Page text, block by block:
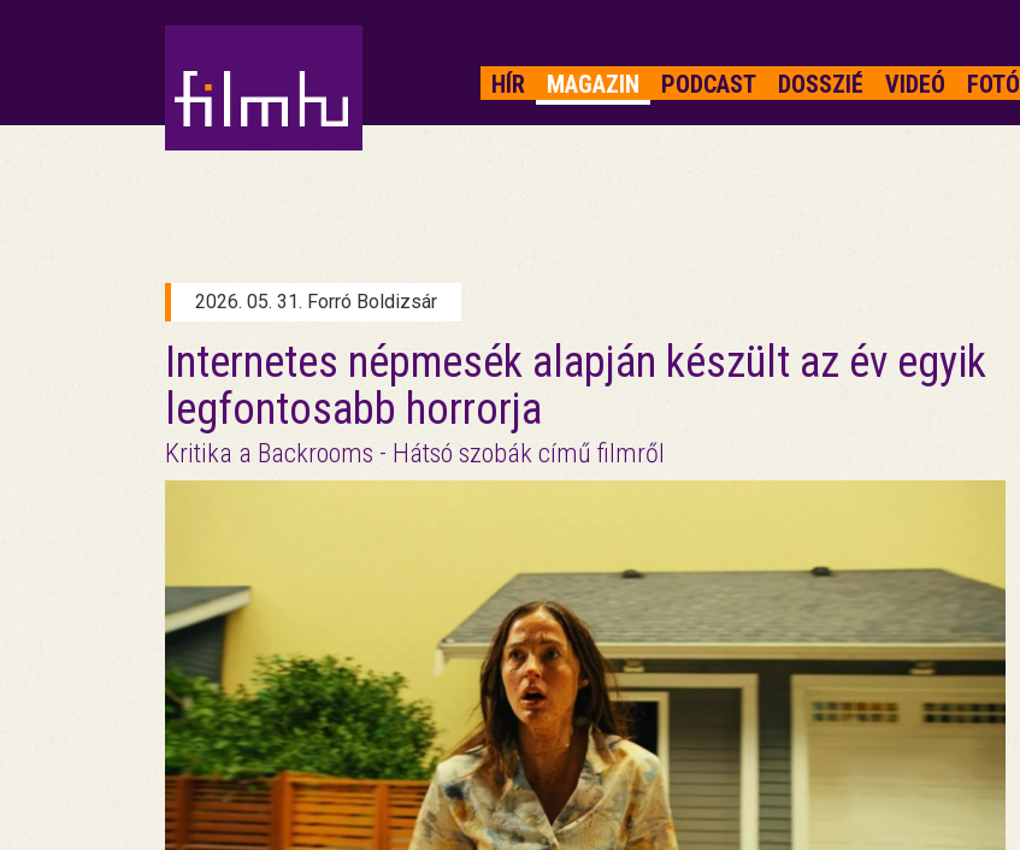
HÍR MAGAZIN PODCAST DOSSZIÉ VIDEÓ FOTÓ
2026. 05. 31. Forró Boldizsár
Internetes népmesék alapján készült az év egyik
legfontosabb horrorja
Kritika a Backrooms - Hátsó szobák című filmről